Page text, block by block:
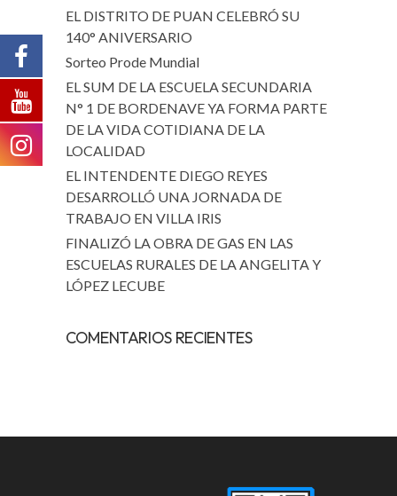
EL DISTRITO DE PUAN CELEBRÓ SU
140° ANIVERSARIO
Sorteo Prode Mundial
EL SUM DE LA ESCUELA SECUNDARIA
N° 1 DE BORDENAVE YA FORMA PARTE
DE LA VIDA COTIDIANA DE LA
LOCALIDAD
EL INTENDENTE DIEGO REYES
DESARROLLÓ UNA JORNADA DE
TRABAJO EN VILLA IRIS
FINALIZÓ LA OBRA DE GAS EN LAS
ESCUELAS RURALES DE LA ANGELITA Y
LÓPEZ LECUBE
COMENTARIOS RECIENTES